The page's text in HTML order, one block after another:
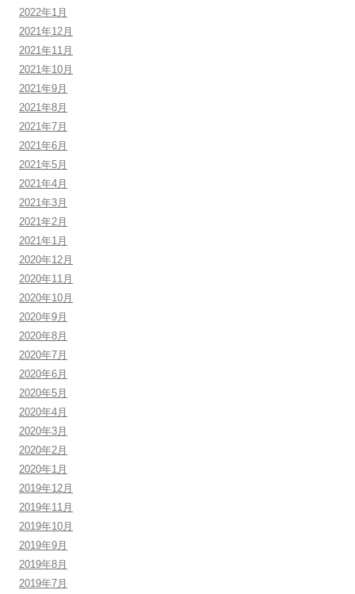
2022年1月
2021年12月
2021年11月
2021年10月
2021年9月
2021年8月
2021年7月
2021年6月
2021年5月
2021年4月
2021年3月
2021年2月
2021年1月
2020年12月
2020年11月
2020年10月
2020年9月
2020年8月
2020年7月
2020年6月
2020年5月
2020年4月
2020年3月
2020年2月
2020年1月
2019年12月
2019年11月
2019年10月
2019年9月
2019年8月
2019年7月